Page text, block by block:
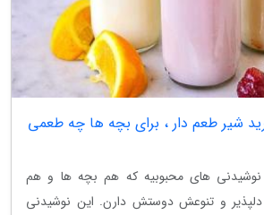
خرید شیر طعم دار ، برای بچه ها چه طعمی
نوشیدنی های محبوبیه که هم بچه ها و هم
دلپذیر و تنوعش دوستش دارن. این نوشیدنی